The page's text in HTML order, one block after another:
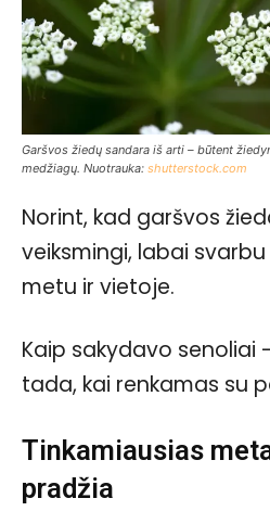
Garšvos žiedų sandara iš arti – būtent
medžiagų. Nuotrauka: shutterstock.com
Norint, kad garšvos
veiksmingi, labai
metu ir vietoje.
Kaip sakydavo senoliai
tada, kai renkamas su
Tinkamiausias
pradžia